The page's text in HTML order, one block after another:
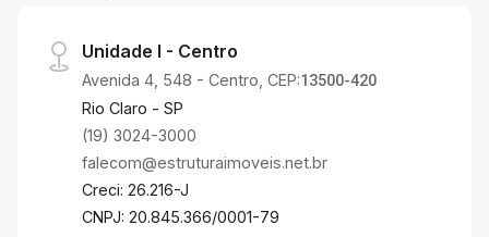
Unidade I - Centro
Avenida 4, 548 - Centro, CEP:13500-420
Rio Claro - SP
(19) 3024-3000
falecom@estruturaimoveis.net.br
Creci: 26.216-J
CNPJ: 20.845.366/0001-79